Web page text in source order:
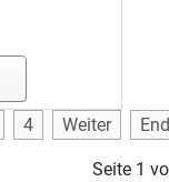
4 Weiter
Seite 1